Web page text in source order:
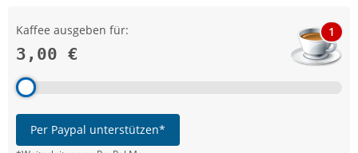
Kaffee ausgeben für:
3,00 €
1
Per Paypal unterstützen*